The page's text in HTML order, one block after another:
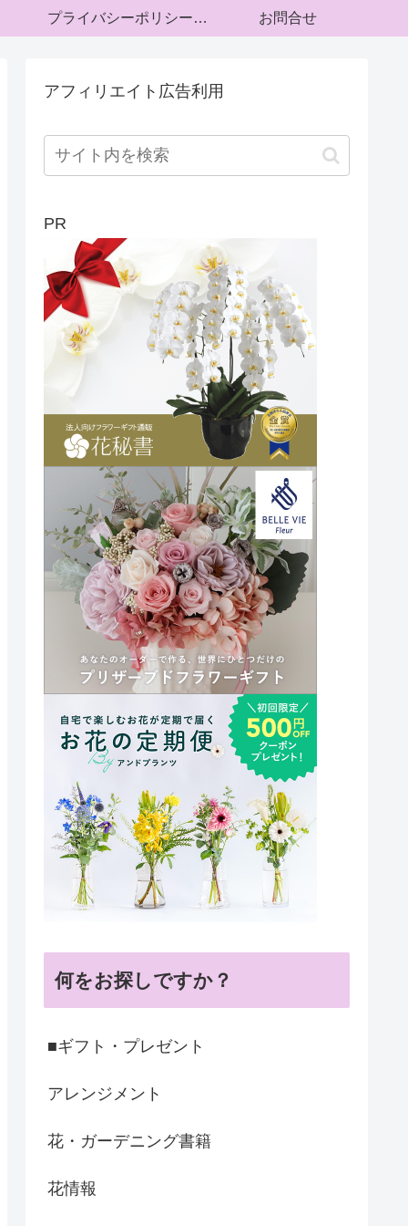
プライバシーポリシー・運営者情報 お問合せ
アフィリエイト広告利用
PR
何をお探しですか？
■ギフト・プレゼント
アレンジメント
花・ガーデニング書籍
花情報